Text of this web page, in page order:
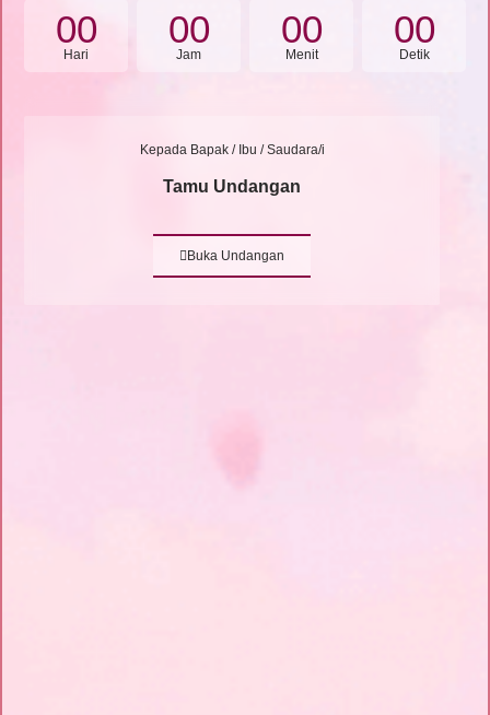
00
Hari
00
Jam
00
Menit
00
Detik
Kepada Bapak / Ibu / Saudara/i
Tamu Undangan
Buka Undangan